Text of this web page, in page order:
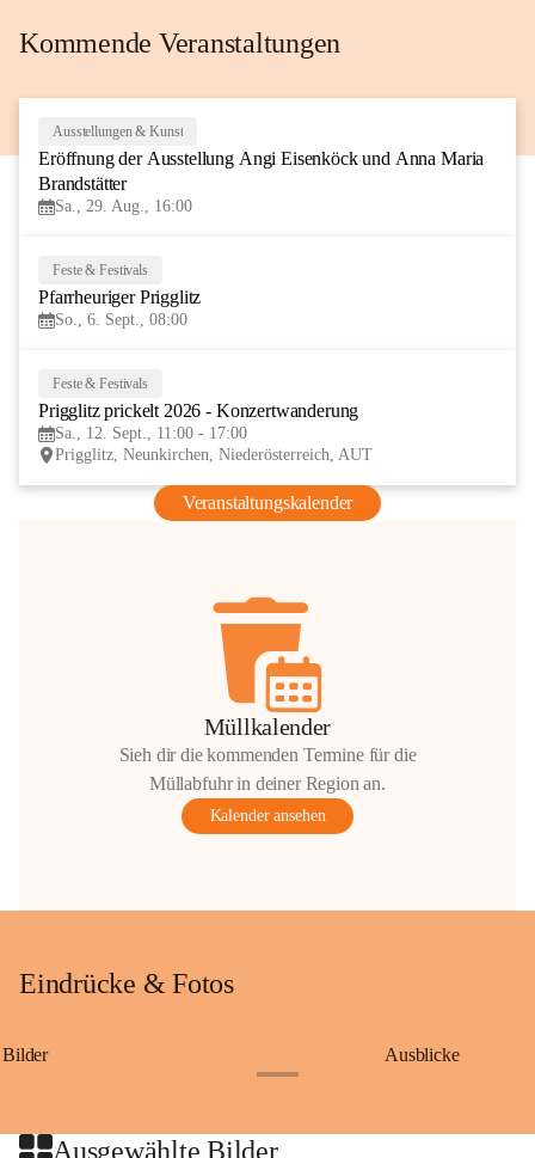
Kommende Veranstaltungen
AUG
Ausstellungen & Kunst
Eröffnung der Ausstellung Angi Eisenköck und Anna Maria
Brandstätter
Sa., 29. Aug., 16:00
Feste & Festivals
Pfarrheuriger Prigglitz
So., 6. Sept., 08:00
Feste & Festivals
Prigglitz prickelt 2026 - Konzertwanderung
Sa., 12. Sept., 11:00 - 17:00
Prigglitz, Neunkirchen, Niederösterreich, AUT
Veranstaltungskalender
Müllkalender
Sieh dir die kommenden Termine für die
Müllabfuhr in deiner Region an.
Kalender ansehen
Eindrücke & Fotos
Bilder Ausblicke
Ausgewählte Bilder